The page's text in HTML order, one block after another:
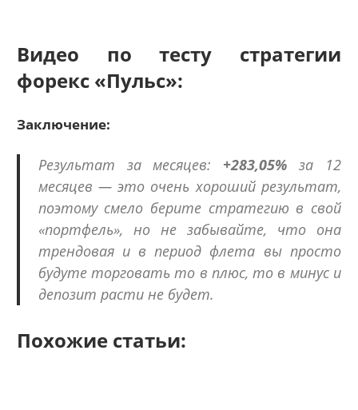
Видео по тесту стратегии
форекс «Пульс»:
Заключение:
Результат за месяцев: +283,05% за 12
месяцев — это очень хороший результат,
поэтому смело берите стратегию в свой
«портфель», но не забывайте, что она
трендовая и в период флета вы просто
будуте торговать то в плюс, то в минус и
депозит расти не будет.
Похожие статьи: